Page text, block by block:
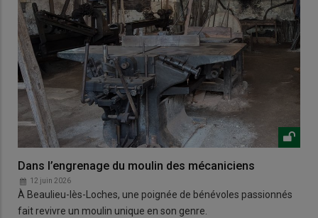
Dans l’engrenage du moulin des mécaniciens
12 juin 2026
À Beaulieu-lès-Loches, une poignée de bénévoles passionnés
fait revivre un moulin unique en son genre.